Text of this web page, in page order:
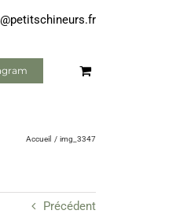
Accueil img_3347
Précédent